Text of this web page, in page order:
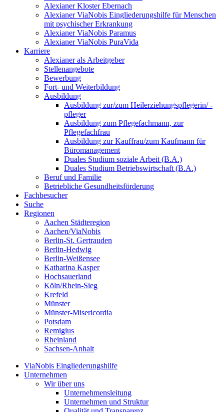
Alexianer Kloster Ebernach
Alexianer ViaNobis Eingliederungshilfe für Menschen
mit psychischer Erkrankung
Alexianer ViaNobis Paramus
Alexianer ViaNobis PuraVida
Karriere
Alexianer als Arbeitgeber
Stellenangebote
Bewerbung
Fort- und Weiterbildung
Ausbildung
Ausbildung zur/zum Heilerziehungspflegerin/ -
pfleger
Ausbildung zum Pflegefachmann, zur
Pflegefachfrau
Ausbildung zur Kauffrau/zum Kaufmann für
Büromanagement
Duales Studium soziale Arbeit (B.A.)
Duales Studium Betriebswirtschaft (B.A.)
Beruf und Familie
Betriebliche Gesundheitsförderung
Fachbesucher
Suche
Regionen
Aachen Städteregion
Aachen/ViaNobis
Berlin-St. Gertrauden
Berlin-Hedwig
Berlin-Weißensee
Katharina Kasper
Hochsauerland
Köln/Rhein-Sieg
Krefeld
Münster
Münster-Misericordia
Potsdam
Remigius
Rheinland
Sachsen-Anhalt
ViaNobis Eingliederungshilfe
Unternehmen
Wir über uns
Unternehmensleitung
Unternehmen und Struktur